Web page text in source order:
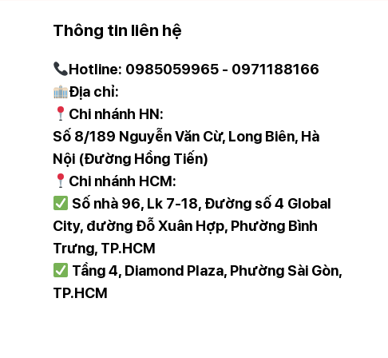
nhỏ.
Bình thuỷ điện CASO HW1660
Thông tin liên hệ
Hotline: 0985059965 - 0971188166
Địa chỉ:
Chi nhánh HN:
Số 8/189 Nguyễn Văn Cừ, Long Biên, Hà
Nội (Đường Hồng Tiến)
Chi nhánh HCM:
Số nhà 96, Lk 7-18, Đường số 4 Global
City, đường Đỗ Xuân Hợp, Phường Bình
Trưng, TP.HCM
Tầng 4, Diamond Plaza, Phường Sài Gòn,
TP.HCM